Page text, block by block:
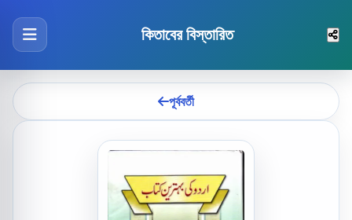
কিতাবের বিস্তারিত
পূর্ববর্তী